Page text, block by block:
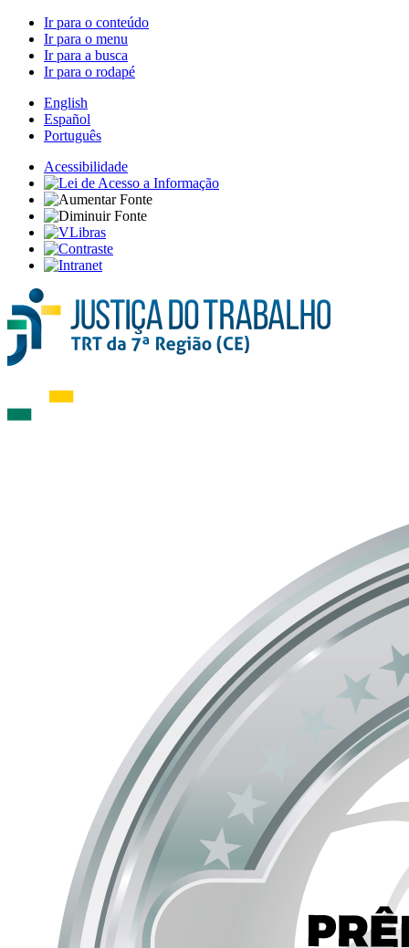
Ir para o conteúdo
Ir para o menu
Ir para a busca
Ir para o rodapé
English
Español
Português
Acessibilidade